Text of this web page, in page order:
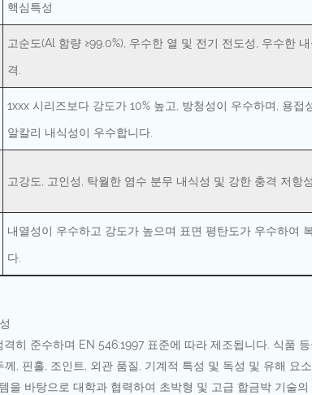
핵심특성
고순도(Al 함량 ≥99.0%), 우수한 열 및 전기 전도성, 우수한
격.
1xxx 시리즈보다 강도가 10% 높고, 방청성이 우수하며, 용접
알칼리 내식성이 우수합니다.
고강도, 고인성, 탁월한 염수 분무 내식성 및 강한 충격 저항성.
내열성이 우수하고 강도가 높으며 표면 평탄도가 우수하여
다.
히 준수하며 EN 546:1997 표준에 따라 제조됩니다. 식
, 핀홀, 조인트, 외관 품질, 기계적 특성 및 독성 및 유해
을 바탕으로 대학과 협력하여 초박형 및 고급 합금박 기술